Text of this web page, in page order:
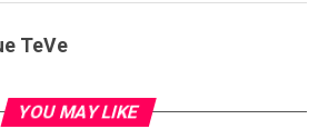
TeVe
YOU MAY LIKE